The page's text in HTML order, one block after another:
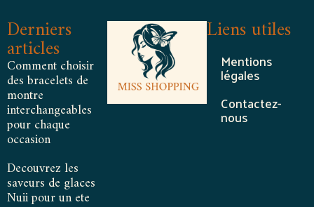
Derniers
articles
Comment choisir
des bracelets de
montre
interchangeables
pour chaque
occasion
Decouvrez les
saveurs de glaces
Nuii pour un ete
Liens utiles
Mentions
légales
Contactez-
nous